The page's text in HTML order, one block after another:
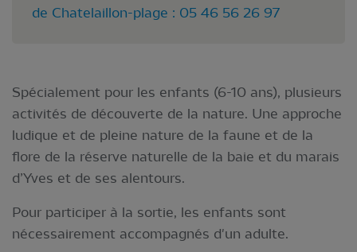
de Chatelaillon-plage : 05 46 56 26 97
Spécialement pour les enfants (6-10 ans), plusieurs
activités de découverte de la nature. Une approche
ludique et de pleine nature de la faune et de la
flore de la réserve naturelle de la baie et du marais
d’Yves et de ses alentours.
Pour participer à la sortie, les enfants sont
nécessairement accompagnés d'un adulte.